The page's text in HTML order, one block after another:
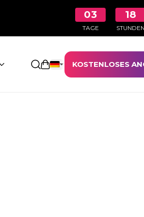
03
TAGE
18
STUNDEN
Einkaufswagen öffnen
KOSTENLOSES